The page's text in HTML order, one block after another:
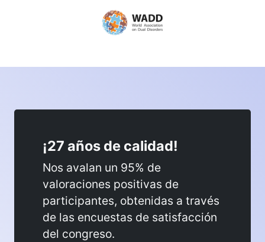
¡27 años de calidad!
Nos avalan un 95% de
valoraciones positivas de
participantes, obtenidas a través
de las encuestas de satisfacción
del congreso.